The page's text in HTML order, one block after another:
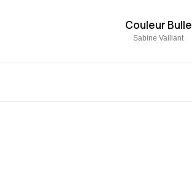
Couleur Bulle
Sabine Vaillant